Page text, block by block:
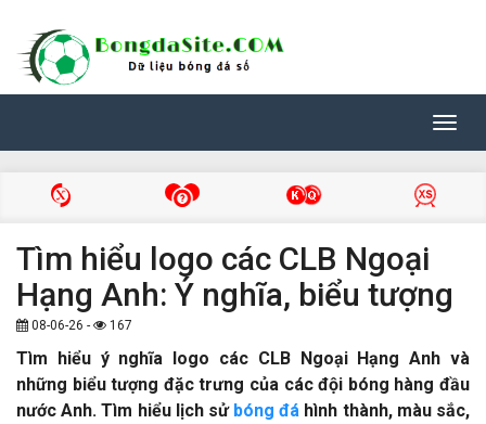
Tìm hiểu logo các CLB Ngoại
Hạng Anh: Ý nghĩa, biểu tượng
08-06-26 - 167
Tìm hiểu ý nghĩa logo các CLB Ngoại Hạng Anh và
những biểu tượng đặc trưng của các đội bóng hàng đầu
nước Anh. Tìm hiểu lịch sử bóng đá hình thành, màu sắc,